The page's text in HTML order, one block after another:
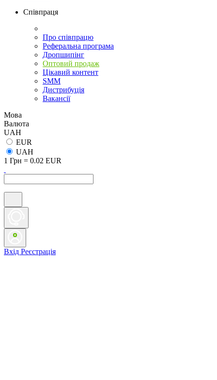
Співпраця
Про співпрацю
Реферальна програма
Дропшипінг
Оптовий продаж
Цікавий контент
SMM
Дистрибуція
Вакансії
Мова
Валюта
UAH
EUR
UAH
1 Грн = 0.02 EUR
Вхід Реєстрація